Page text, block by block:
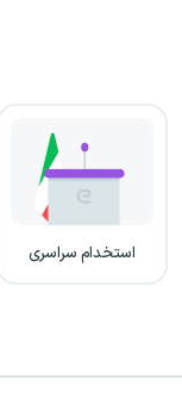
استخدام سراسری